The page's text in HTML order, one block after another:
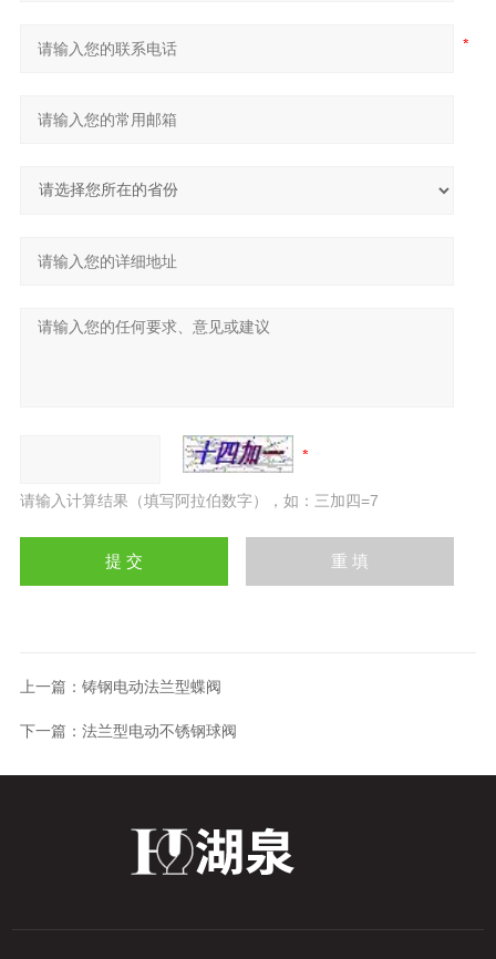
请输入计算结果（填写阿拉伯数字），如：三加四=7
上一篇： 铸钢电动法兰型蝶阀
下一篇： 法兰型电动不锈钢球阀